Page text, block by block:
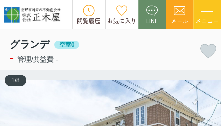
閲覧履歴 お気に入り LINE メール メニュー
この物件の募集は終了しました。
グランデ 空室0
- 管理/共益費 -
1/8